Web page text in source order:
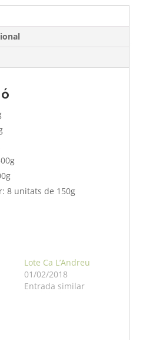
8 unitats de 150g
Lote Ca L’Andreu
01/02/2018
Entrada similar